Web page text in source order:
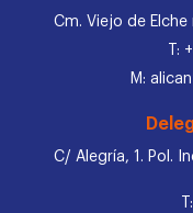
Cm. Viejo de
T:
M:
C/ Alegría, 1. Pol.